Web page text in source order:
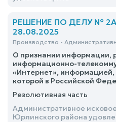
РЕШЕНИЕ ПО ДЕЛУ №
28.08.2025
Производство -
О признании информации,
информационно-
«Интернет»,
которой в Российской
Резолютивная часть
Административное
Юрлинского района